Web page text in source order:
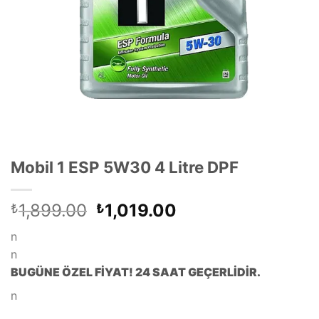
Mobil 1 ESP 5W30 4 Litre DPF
₺1,899.00 Orijinal
fiyat:
₺1,019.00
₺1,019.00.
n
n
BUGÜNE ÖZEL FİYAT! 24 SAAT GEÇERLİDİR.
n